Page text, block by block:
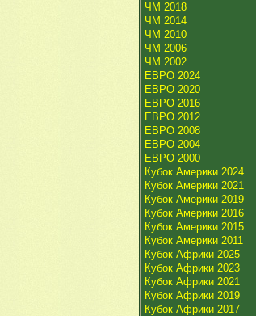
ЧМ 2018
ЧМ 2014
ЧМ 2010
ЧМ 2006
ЧМ 2002
ЕВРО 2024
ЕВРО 2020
ЕВРО 2016
ЕВРО 2012
ЕВРО 2008
ЕВРО 2004
ЕВРО 2000
Кубок Америки 2024
Кубок Америки 2021
Кубок Америки 2019
Кубок Америки 2016
Кубок Америки 2015
Кубок Америки 2011
Кубок Африки 2025
Кубок Африки 2023
Кубок Африки 2021
Кубок Африки 2019
Кубок Африки 2017